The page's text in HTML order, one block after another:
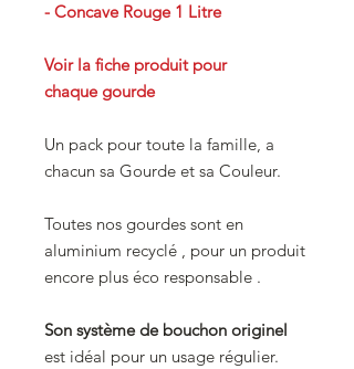
- Concave Rouge 1 Litre
Voir la fiche produit pour
chaque gourde
Un pack pour toute la famille, a
chacun sa Gourde et sa Couleur.
Toutes nos gourdes sont en
aluminium recyclé , pour un produit
encore plus éco responsable .
Son système de bouchon originel
est idéal pour un usage régulier.